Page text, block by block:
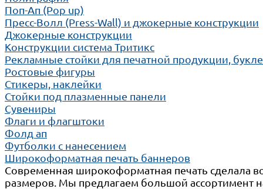
Поп-Ап (Pop up)
Пресс-Волл (Press-Wall) и джокерные конструкции
Джокерные конструкции
Конструкции система Тритикс
Рекламные стойки для печатной продукции,
Ростовые фигуры
Стикеры, наклейки
Стойки под плазменные панели
Сувениры
Флаги и флагштоки
Фолд ап
Футболки с нанесением
Широкоформатная печать баннеров
Современная широкоформатная печать сделала
размеров. Мы предлагаем большой ассортимент